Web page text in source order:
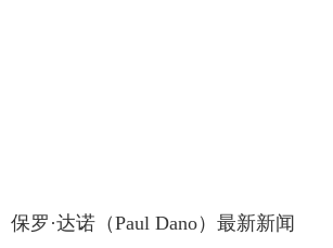
保罗·达诺（Paul Dano）最新新闻